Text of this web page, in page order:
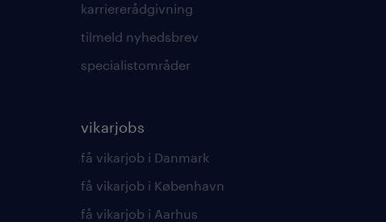
karriererådgivning
tilmeld nyhedsbrev
specialistområder
vikarjobs
få vikarjob i Danmark
få vikarjob i København
få vikarjob i Aarhus